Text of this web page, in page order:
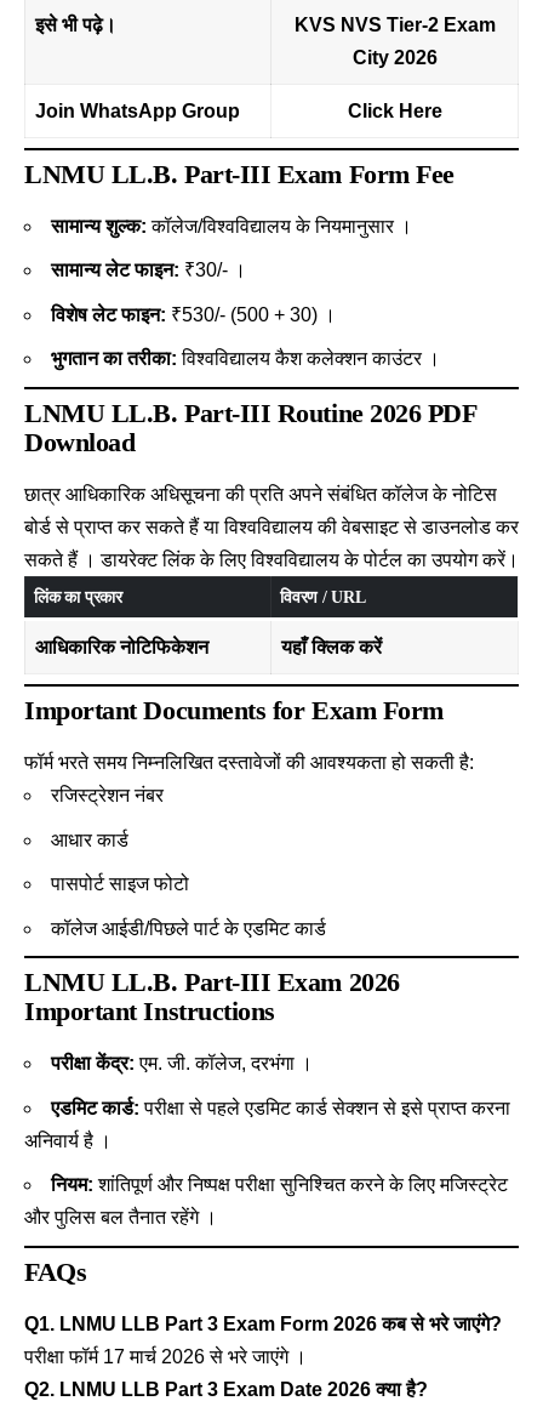
इसे भी पढ़े।
KVS NVS Tier-2 Exam
City 2026
Join WhatsApp Group Click Here
LNMU LL.B. Part-III Exam Form Fee
सामान्य शुल्क: कॉलेज/विश्वविद्यालय के नियमानुसार ।
सामान्य लेट फाइन: ₹30/- ।
विशेष लेट फाइन: ₹530/- (500 + 30) ।
भुगतान का तरीका: विश्वविद्यालय कैश कलेक्शन काउंटर ।
LNMU LL.B. Part-III Routine 2026 PDF
Download
छात्र आधिकारिक अधिसूचना की प्रति अपने संबंधित कॉलेज के नोटिस
बोर्ड से प्राप्त कर सकते हैं या विश्वविद्यालय की वेबसाइट से डाउनलोड कर
सकते हैं । डायरेक्ट लिंक के लिए विश्वविद्यालय के पोर्टल का उपयोग करें।
लिंक का प्रकार विवरण / URL
आधिकारिक नोटिफिकेशन यहाँ क्लिक करें
Important Documents for Exam Form
फॉर्म भरते समय निम्नलिखित दस्तावेजों की आवश्यकता हो सकती है:
रजिस्ट्रेशन नंबर
आधार कार्ड
पासपोर्ट साइज फोटो
कॉलेज आईडी/पिछले पार्ट के एडमिट कार्ड
LNMU LL.B. Part-III Exam 2026
Important Instructions
परीक्षा केंद्र: एम. जी. कॉलेज, दरभंगा ।
एडमिट कार्ड: परीक्षा से पहले एडमिट कार्ड सेक्शन से इसे प्राप्त करना
अनिवार्य है ।
नियम: शांतिपूर्ण और निष्पक्ष परीक्षा सुनिश्चित करने के लिए मजिस्ट्रेट
और पुलिस बल तैनात रहेंगे ।
FAQs
Q1. LNMU LLB Part 3 Exam Form 2026 कब से भरे जाएंगे?
परीक्षा फॉर्म 17 मार्च 2026 से भरे जाएंगे ।
Q2. LNMU LLB Part 3 Exam Date 2026 क्या है?